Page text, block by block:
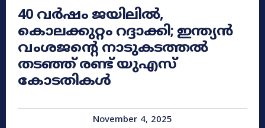
40 വർഷം ജയിലിൽ,
കൊലക്കുറ്റം റദ്ദാക്കി; ഇന്ത്യൻ
വംശജന്റെ നാടുകടത്തൽ
തടഞ്ഞ് രണ്ട് യുഎസ്
കോടതികൾ
November 4, 2025